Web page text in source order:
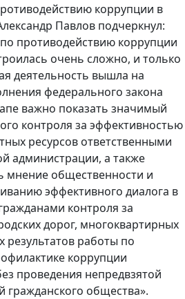
коррупции в
Павлов подчеркнул:
противодействию коррупции
очень сложно, и только
деятельность вышла на
федерального закона
важно показать значимый
контроля за эффективностью
ресурсов ответственными
администрации, а также
мнение общественности и
эффективного диалога в
контроля за
дорог, многоквартирных
работы по
коррупции
проведения непредвзятой
гражданского общества».